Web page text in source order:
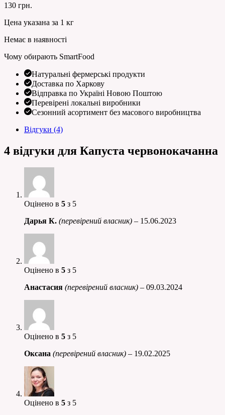
130 грн.
Цена указана за 1 кг
Немає в наявності
Чому обирають SmartFood
Натуральні фермерські продукти
Доставка по Харкову
Відправка по Україні Новою Поштою
Перевірені локальні виробники
Сезонний асортимент без масового виробництва
Відгуки (4)
4 відгуки для Капуста червонокачанна
Оцінено в 5 з 5
Дарья К. (перевірений власник) – 15.06.2023
Оцінено в 5 з 5
Анастасия (перевірений власник) – 09.03.2024
Оцінено в 5 з 5
Оксана (перевірений власник) – 19.02.2025
Оцінено в 5 з 5